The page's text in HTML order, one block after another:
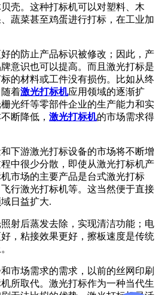
壳。这种打标机可以对塑料、木
蔬菜甚至鸡蛋进行打标，在工业加
的防止产品标识被修改；因此，产
意识也可以提高。而且激光打标是
的材料或工件没有损伤。比如从终
着激光打标机应用领域的逐渐扩
光纤等零部件企业的生产能力和实
断降低， 激光打标机的市场需求得
下游激光打标设备的市场将不断增
中很少分散，即使从激光打标机产
市场的主要产品是台式激光打标
行激光打标机等。这当然便于直接
日益扩大.
射后蒸发去除，实现清洁功能；电
，粘接效果更好，擦板速度是传统
市场需求的需求，以前的丝网印刷
所取代。激光打标作为一种当代生